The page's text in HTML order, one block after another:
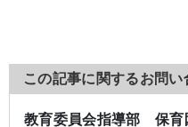
この記事に関するお問い
教育委員会指導部 保